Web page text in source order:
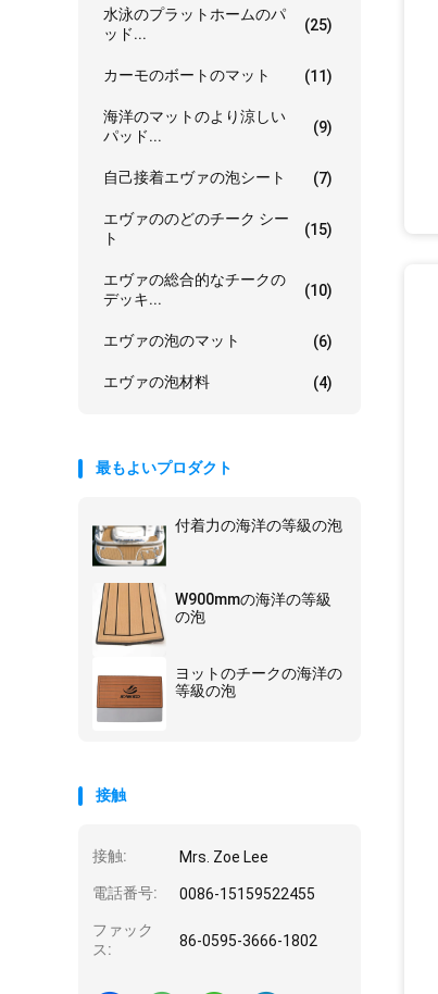
水泳のプラットホームのパ
ッド...
(25)
カーモのボートのマット (11)
海洋のマットのより涼しい
パッド...
(9)
自己接着エヴァの泡シート (7)
エヴァののどのチーク シー
ト
(15)
エヴァの総合的なチークの
デッキ...
(10)
エヴァの泡のマット (6)
エヴァの泡材料 (4)
最もよいプロダクト
付着力の海洋の等級の泡
W900mmの海洋の等級
の泡
ヨットのチークの海洋の
等級の泡
接触
接触: Mrs. Zoe Lee
電話番号: 0086-15159522455
ファック
ス:
86-0595-3666-1802